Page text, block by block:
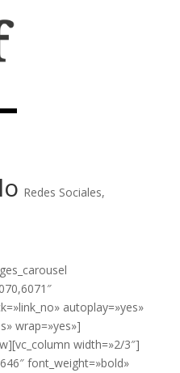
Redes Sociales,
autoplay=»yes»
wrap=»yes»]
width=»2/3″]
font_weight=»bold»